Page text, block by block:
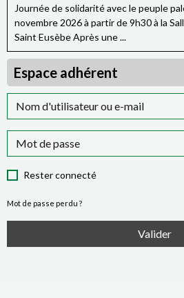
Journée de solidarité avec le peuple
novembre 2026 à partir de 9h30 à la
Saint Eusèbe Après une ...
Espace adhérent
Rester connecté
Mot de passe perdu ?
Valider